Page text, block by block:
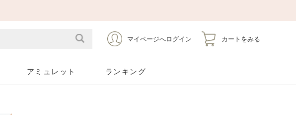
マイページへログイン カートをみる
アミュレット ランキング